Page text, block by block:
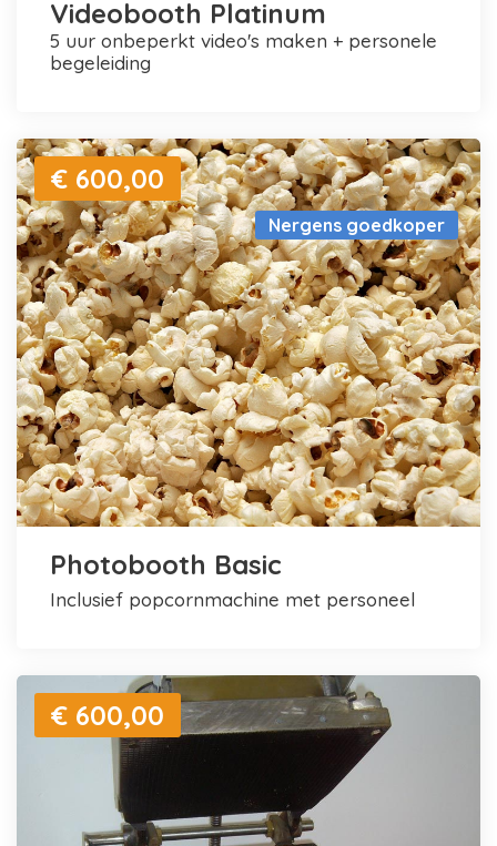
Videobooth Platinum
5 uur onbeperkt video's maken + personele
begeleiding
Nergens goedkoper
€ 600,00
Photobooth Basic
inclusief popcornmachine met personeel
€ 600,00